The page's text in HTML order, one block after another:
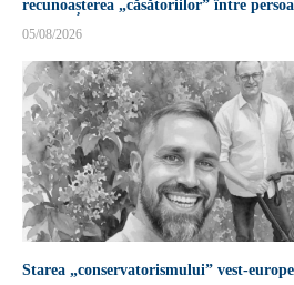
recunoașterea „căsătoriilor” între
05/08/2026
Starea „conservatorismului” vest-